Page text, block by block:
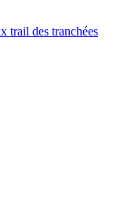
trail des tranchées